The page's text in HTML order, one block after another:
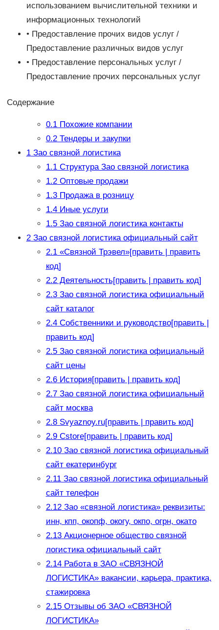
использованием вычислительной техники и
информационных технологий
• Предоставление прочих видов услуг /
Предоставление различных видов услуг
• Предоставление персональных услуг /
Предоставление прочих персональных услуг
Содержание
0.1Похожие компании
0.2Тендеры и закупки
1Зао связной логистика
1.1Структура Зао связной логистика
1.2Оптовые продажи
1.3Продажа в розницу
1.4Иные услуги
1.5Зао связной логистика контакты
2Зао связной логистика официальный сайт
2.1«Связной Трэвел»[править | править
код]
2.2Деятельность[править | править код]
2.3Зао связной логистика официальный
сайт каталог
2.4Собственники и руководство[править |
править код]
2.5Зао связной логистика официальный
сайт цены
2.6История[править | править код]
2.7Зао связной логистика официальный
сайт москва
2.8Svyaznoy.ru[править | править код]
2.9Cstore[править | править код]
2.10Зао связной логистика официальный
сайт екатеринбург
2.11Зао связной логистика официальный
сайт телефон
2.12Зао «связной логистика» реквизиты:
инн, кпп, окопф, окогу, окпо, огрн, окато
2.13Акционерное общество связной
логистика официальный сайт
2.14Работа в ЗАО «СВЯЗНОЙ
ЛОГИСТИКА» вакансии, карьера, практика,
стажировка
2.15Отзывы об ЗАО «СВЯЗНОЙ
ЛОГИСТИКА»